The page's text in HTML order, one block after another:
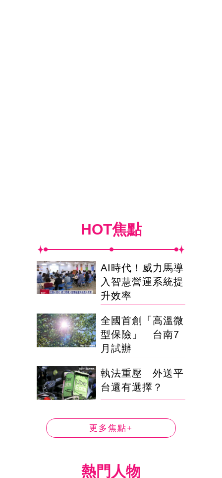
HOT焦點
AI時代！威力馬導
入智慧營運系統提
升效率
全國首創「高溫微
型保險」 台南7
月試辦
執法重壓 外送平
台還有選擇？
更多焦點+
熱門人物